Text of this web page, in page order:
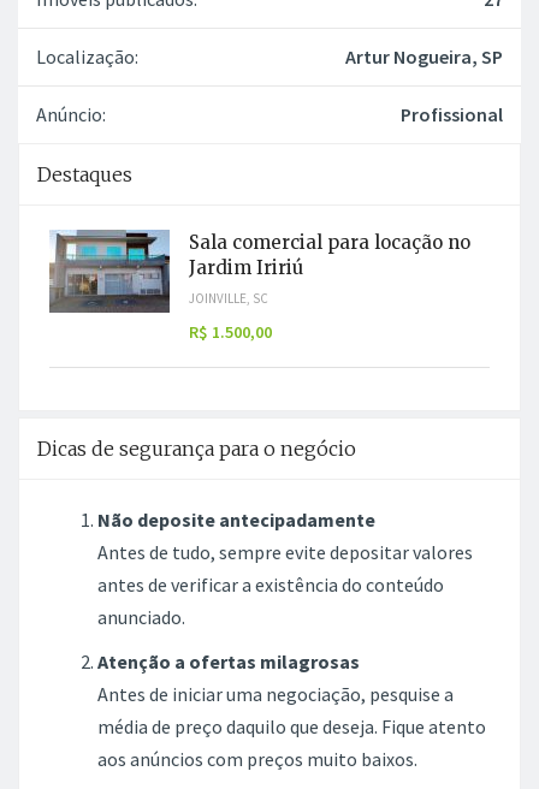
Localização: Artur Nogueira, SP
Anúncio: Profissional
Destaques
Sala comercial para locação no
Jardim Iririú
JOINVILLE, SC
R$ 1.500,00
Dicas de segurança para o negócio
Não deposite antecipadamente
Antes de tudo, sempre evite depositar valores
antes de verificar a existência do conteúdo
anunciado.
Atenção a ofertas milagrosas
Antes de iniciar uma negociação, pesquise a
média de preço daquilo que deseja. Fique atento
aos anúncios com preços muito baixos.